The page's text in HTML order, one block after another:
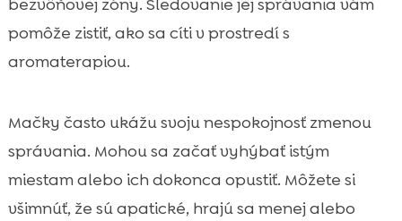
bezvôňovej zóny. Sledovanie jej správania vám
pomôže zistiť, ako sa cíti v prostredí s
aromaterapiou.
Mačky často ukážu svoju nespokojnosť zmenou
správania. Mohou sa začať vyhýbať istým
miestam alebo ich dokonca opustiť. Môžete si
všimnúť, že sú apatické, hrajú sa menej alebo